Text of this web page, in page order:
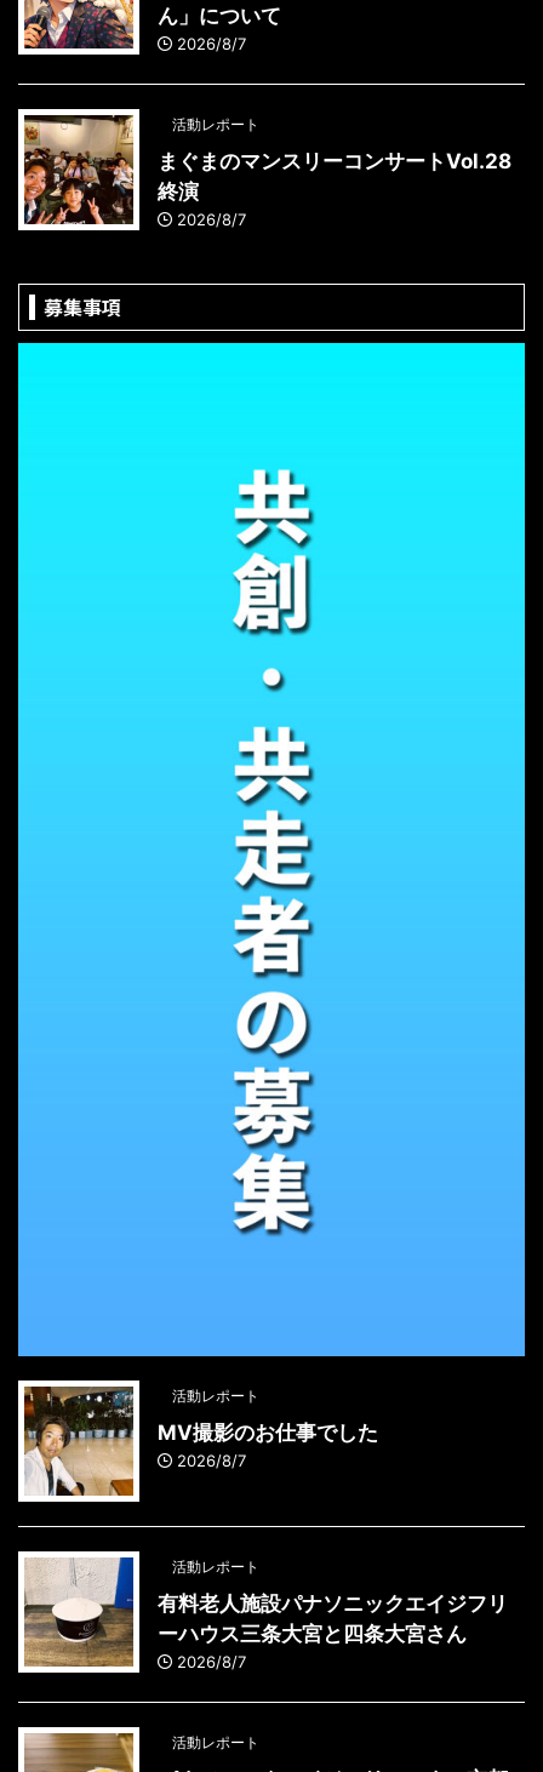
ん」について
2026/8/7
活動レポート
まぐまのマンスリーコンサートVol.28
終演
2026/8/7
募集事項
活動レポート
MV撮影のお仕事でした
2026/8/7
活動レポート
有料老人施設パナソニックエイジフリ
ーハウス三条大宮と四条大宮さん
2026/8/7
活動レポート